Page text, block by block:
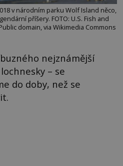
v národním parku Wolf Island něco,
příšery. FOTO: U.S. Fish and
domain, via Wikimedia Commons
nejznámější
– se
do doby, než se